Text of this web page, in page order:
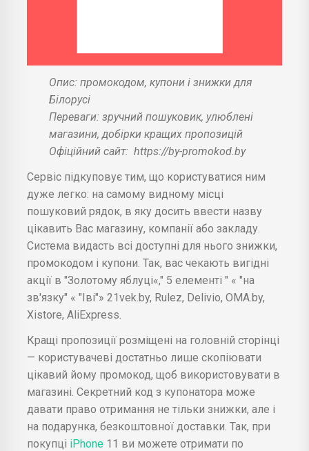
Опис: промокодом, купони і знижки для
Білорусі
Переваги: зручний пошуковик, улюблені
магазини, добірки кращих пропозицій
Офіційний сайт: https://by-promokod.by
Сервіс підкуповує тим, що користуватися ним
дуже легко: на самому видному місці
пошуковий рядок, в яку досить ввести назву
цікавить Вас магазину, компанії або закладу.
Система видасть всі доступні для нього знижки,
промокодом і купони. Так, вас чекають вигідні
акції в "Золотому яблуці«," 5 елементі " « "на
зв'язку" « "Іві"» 21vek.by, Rulez, Delivio, OMA.by,
Xistore, AliExpress.
Кращі пропозиції розміщені на головній сторінці
— користувачеві достатньо лише скопіювати
цікавий йому промокод, щоб використовувати в
магазині. Секретний код з купонатора може
давати право отримання не тільки знижки, але і
на подарунка, безкоштовної доставки. Так, при
покупці iPhone 11 ви можете отримати по